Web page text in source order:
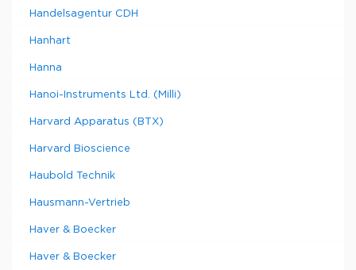
Handelsagentur CDH
Hanhart
Hanna
Hanoi-Instruments Ltd. (Milli)
Harvard Apparatus (BTX)
Harvard Bioscience
Haubold Technik
Hausmann-Vertrieb
Haver & Boecker
Haver & Boecker